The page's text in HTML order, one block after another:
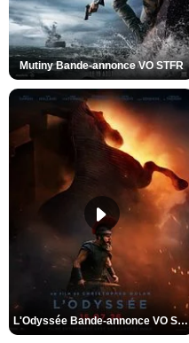
Mutiny Bande-annonce VO STFR
L'Odyssée Bande-annonce VO STFR